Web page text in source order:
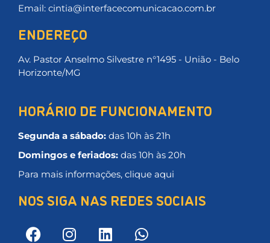
Email: cintia@interfacecomunicacao.com.br
ENDEREÇO
Av. Pastor Anselmo Silvestre n°1495 - União - Belo
Horizonte/MG
HORÁRIO DE FUNCIONAMENTO
Segunda a sábado: das 10h às 21h
Domingos e feriados: das 10h às 20h
Para mais informações, clique aqui
NOS SIGA NAS REDES SOCIAIS